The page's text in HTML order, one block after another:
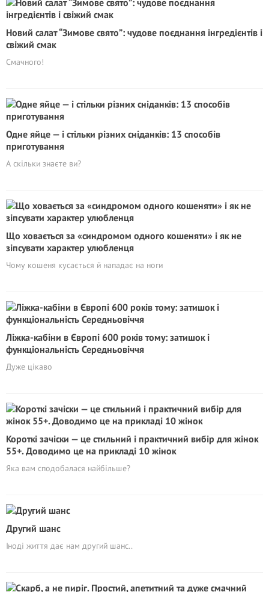
Новий салат “Зимове свято”: чудове поєднання інгредієнтів і
свіжий смак
Смачного!
Одне яйце — і стільки різних сніданків: 13 способів
приготування
А скільки знаєте ви?
Що ховається за «синдромом одного кошеняти» і як не
зіпсувати характер улюбленця
Чому кошеня кусається й нападає на ноги
Ліжка-кабіни в Європі 600 років тому: затишок і
функціональність Середньовіччя
Дуже цікаво
Короткі зачіски — це стильний і практичний вибір для жінок
55+. Доводимо це на прикладі 10 жінок
Яка вам сподобалася найбільше?
Другий шанс
Іноді життя дає нам другий шанс..